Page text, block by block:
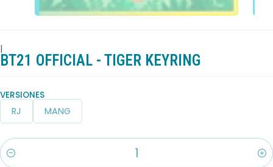
|
BT21 OFFICIAL - TIGER KEYRING
VERSIONES
RJ MANG
Cantidad